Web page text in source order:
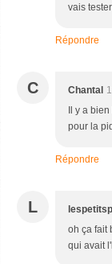
vais
Répondre
C Chantal
Il y a
pour la
Répondre
L
oh ça fait
qui avait